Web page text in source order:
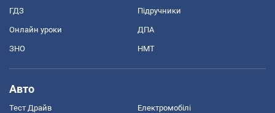
ГДЗ Підручники
Онлайн уроки ДПА
ЗНО НМТ
Авто
Тест Драйв Електромобілі